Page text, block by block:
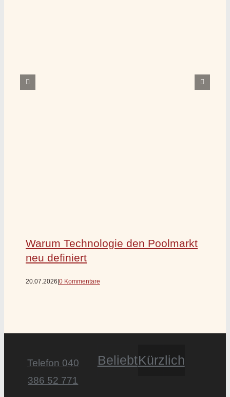
Warum Technologie den Poolmarkt
neu definiert
20.07.2026 0 Kommentare
Telefon 040
386 52 771
BeliebtKürzlich